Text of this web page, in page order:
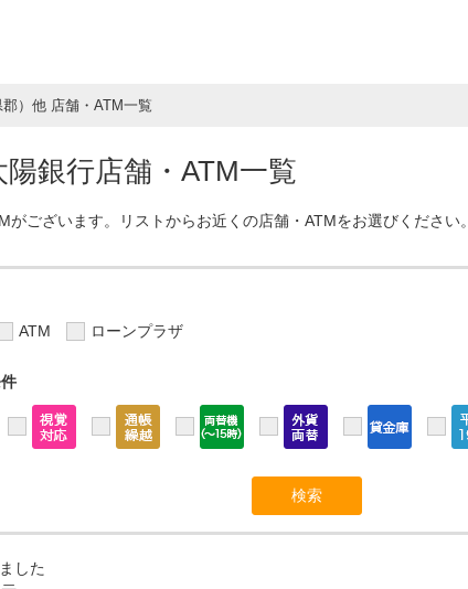
）他 店舗・ATM一覧
銀行店舗・ATM一覧
ございます。リストからお近くの店舗・ATMをお選びください。
ATM ローンプラザ
した